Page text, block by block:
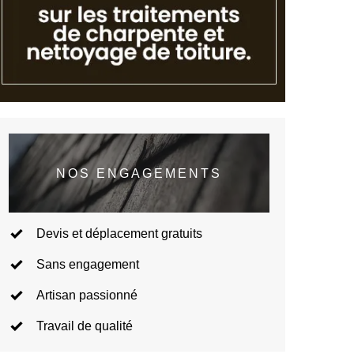
NOS ENGAGEMENTS
Devis et déplacement gratuits
Sans engagement
Artisan passionné
Travail de qualité